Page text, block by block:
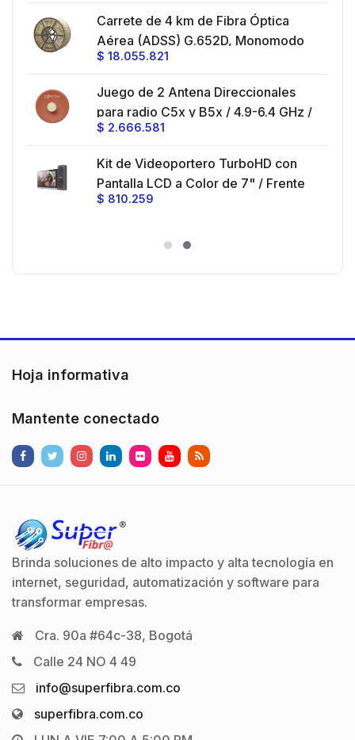
Montaje y jumpers incluidos.
Carrete de 4 km de Fibra Óptica
Aérea (ADSS) G.652D, Monomodo
de 24 Hilos, Exterior, Span 200,
$ 18.055.821
Juego de 2 Antena Direccionales
para radio C5x y B5x / 4.9-6.4 GHz /
Ganancia 27 dBi / Montaje incluido.
$ 2.666.581
Kit de Videoportero TurboHD con
Pantalla LCD a Color de 7" / Frente
de Calle para Exterior de
)130° de Visión (Gran Angular)
$ 810.259
Hoja informativa
Mantente conectado
Brinda soluciones de alto impacto y alta tecnología en
internet, seguridad, automatización y software para
transformar empresas.
Cra. 90a #64c-38, Bogotá
Calle 24 NO 4 49
info@superfibra.com.co
superfibra.com.co